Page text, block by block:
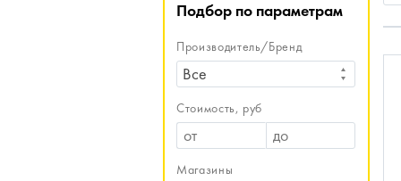
Подбор по параметрам
Производитель/Бренд
Все
Стоимость, руб
Магазины